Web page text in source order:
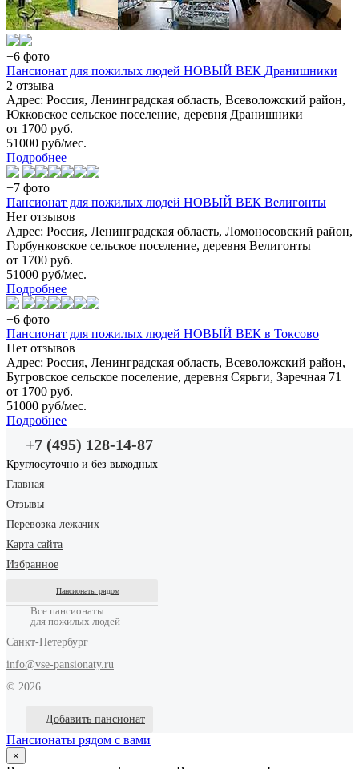
+6 фото
Пансионат для пожилых людей НОВЫЙ ВЕК Дранишники
2 отзыва
Адрес: Россия, Ленинградская область, Всеволожский район,
Юкковское сельское поселение, деревня Дранишники
от 1700 руб.
51000 руб/мес.
Подробнее
+7 фото
Пансионат для пожилых людей НОВЫЙ ВЕК Велигонты
Нет отзывов
Адрес: Россия, Ленинградская область, Ломоносовский район,
Горбунковское сельское поселение, деревня Велигонты
от 1700 руб.
51000 руб/мес.
Подробнее
+6 фото
Пансионат для пожилых людей НОВЫЙ ВЕК в Токсово
Нет отзывов
Адрес: Россия, Ленинградская область, Всеволожский район,
Бугровское сельское поселение, деревня Сярьги, Заречная 71
от 1700 руб.
51000 руб/мес.
Подробнее
+7 (495) 128-14-87
Круглосуточно и без выходных
Главная
Отзывы
Перевозка лежачих
Карта сайта
Избранное
Пансионаты рядом
Все пансионаты
для пожилых людей
Санкт-Петербург
info@vse-pansionaty.ru
© 2026
Добавить пансионат
Пансионаты рядом с вами
×